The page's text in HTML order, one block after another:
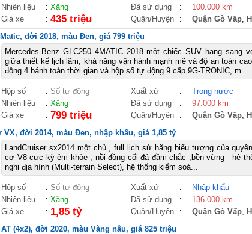
Nhiên liệu
: Xăng Đã sử dụng :
100.000 km
Giá xe
: 435 triệu Quận/Huyện : Quận Gò Vấp,
đời 2018, màu Đen, giá 799 triệu
Mercedes-Benz GLC250 4MATIC 2018 một chiếc SUV hạng sang
giữa thiết kế lịch lãm, khả năng vận hành mạnh mẽ và độ an toàn
động 4 bánh toàn thời gian và hộp số tự động 9 cấp 9G-TRONIC, m...
Hộp số : Số tự động Xuất xứ :
Trong nước
Nhiên liệu
: Xăng Đã sử dụng :
97.000 km
Giá xe
: 799 triệu Quận/Huyện : Quận Gò Vấp,
VX, đời 2014, màu Đen, nhập khẩu, giá 1,85 tỷ
LandCruiser sx2014 một chủ , full lịch sử hãng biểu tượng của
cơ V8 cực kỳ êm khỏe , nồi đồng cối đá đầm chắc ,bền vững - hệ
nghi địa hình (Multi-terrain Select), hệ thống kiểm soá...
Hộp số : Số tự động Xuất xứ :
Nhập khẩu
Nhiên liệu
: Xăng Đã sử dụng :
136.000 km
Giá xe
: 1,85 tỷ Quận/Huyện : Quận Gò Vấp,
(4x2), đời 2020, màu Vàng nâu, giá 825 triệu